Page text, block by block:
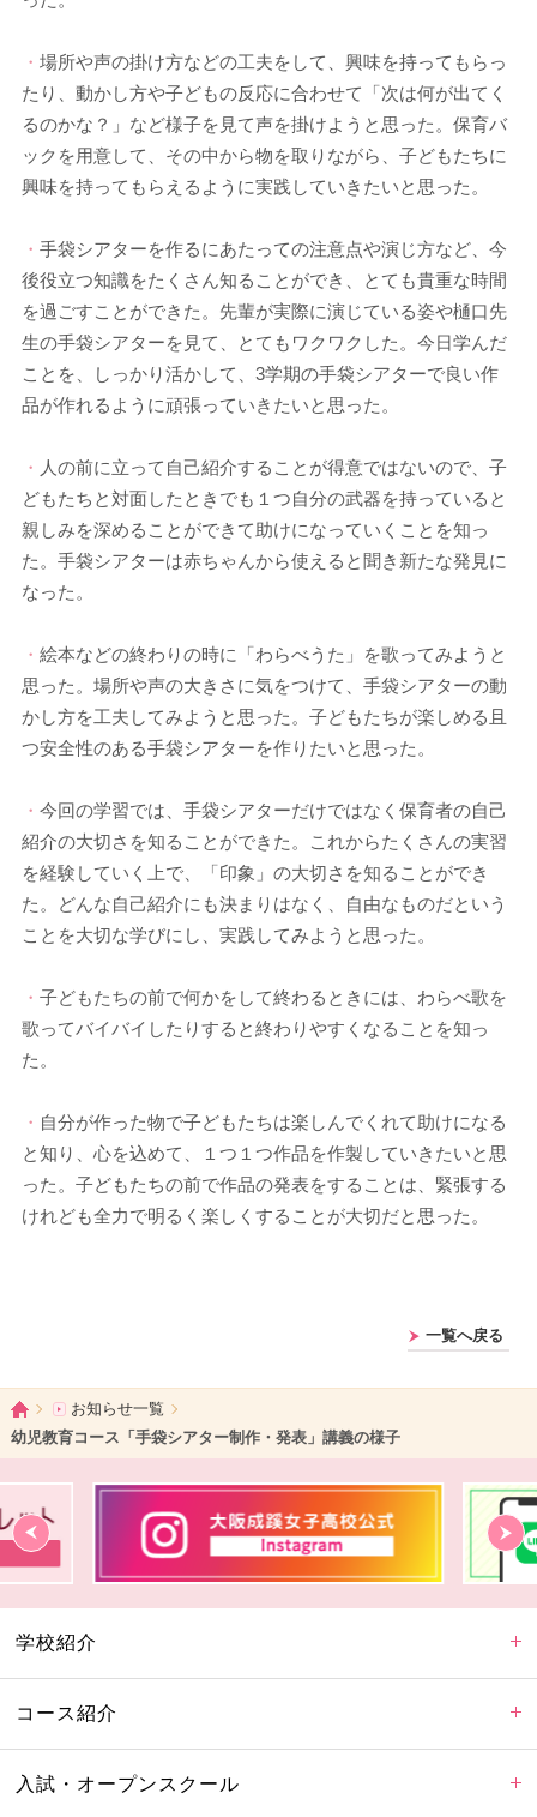
・ 場所や声の掛け方などの工夫をして、興味を持ってもらっ
たり、動かし方や子どもの反応に合わせて「次は何が出てく
るのかな？」など様子を見て声を掛けようと思った。保育バ
ックを用意して、その中から物を取りながら、子どもたちに
興味を持ってもらえるように実践していきたいと思った。
・ 手袋シアターを作るにあたっての注意点や演じ方など、今
後役立つ知識をたくさん知ることができ、とても貴重な時間
を過ごすことができた。先輩が実際に演じている姿や樋口先
生の手袋シアターを見て、とてもワクワクした。今日学んだ
ことを、しっかり活かして、3学期の手袋シアターで良い作
品が作れるように頑張っていきたいと思った。
・ 人の前に立って自己紹介することが得意ではないので、子
どもたちと対面したときでも１つ自分の武器を持っていると
親しみを深めることができて助けになっていくことを知っ
た。手袋シアターは赤ちゃんから使えると聞き新たな発見に
なった。
・ 絵本などの終わりの時に「わらべうた」を歌ってみようと
思った。場所や声の大きさに気をつけて、手袋シアターの動
かし方を工夫してみようと思った。子どもたちが楽しめる且
つ安全性のある手袋シアターを作りたいと思った。
・ 今回の学習では、手袋シアターだけではなく保育者の自己
紹介の大切さを知ることができた。これからたくさんの実習
を経験していく上で、「印象」の大切さを知ることができ
た。どんな自己紹介にも決まりはなく、自由なものだという
ことを大切な学びにし、実践してみようと思った。
・ 子どもたちの前で何かをして終わるときには、わらべ歌を
歌ってバイバイしたりすると終わりやすくなることを知っ
た。
・ 自分が作った物で子どもたちは楽しんでくれて助けになる
と知り、心を込めて、１つ１つ作品を作製していきたいと思
った。子どもたちの前で作品の発表をすることは、緊張する
けれども全力で明るく楽しくすることが大切だと思った。
一覧へ戻る
ホームお知らせ一覧
幼児教育コース「手袋シアター制作・発表」講義の様子
学校紹介
コース紹介
入試・オープンスクール